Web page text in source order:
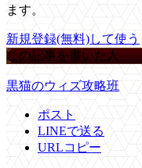
ます。
新規登録(無料)して使う
この記事を書いた人
黒猫のウィズ攻略班
ポスト
LINEで送る
URLコピー